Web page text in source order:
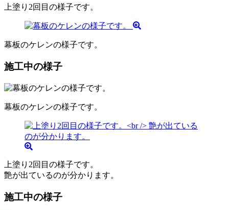
上塗り2回目の様子です。
幕板のケレンの様子です。
施工中の様子
幕板のケレンの様子です。
上塗り2回目の様子です。
艶が出ているのが分かります。
施工中の様子